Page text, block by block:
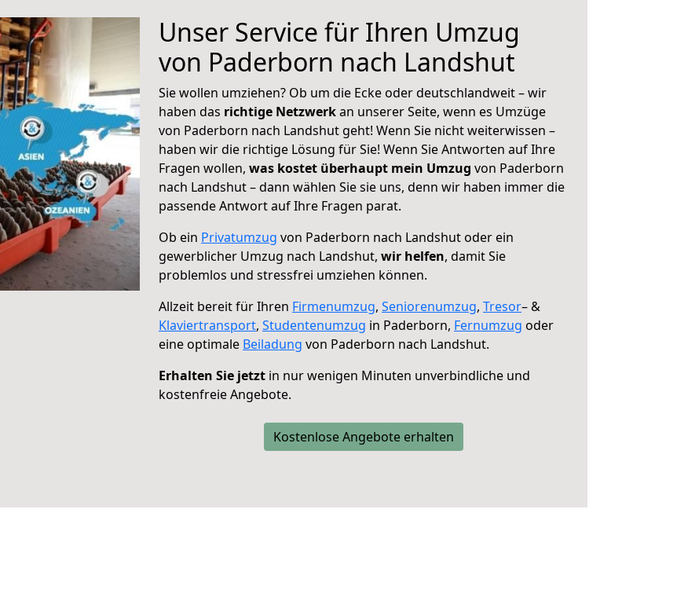
Unser Service für Ihren Umzug
von Paderborn nach Landshut
Sie wollen umziehen? Ob um die Ecke oder deutschlandweit – wir
haben das richtige Netzwerkan unserer Seite, wenn es Umzüge
von Paderborn nach Landshut geht! Wenn Sie nicht weiterwissen –
haben wir die richtige Lösung für Sie! Wenn Sie Antworten auf Ihre
Fragen wollen, was kostet überhaupt mein Umzug von Paderborn
nach Landshut – dann wählen Sie sie uns, denn wir haben immer die
passende Antwort auf Ihre Fragen parat.
Ob ein Privatumzug von Paderborn nach Landshut oder ein
gewerblicher Umzug nach Landshut, wir helfen, damit Sie
problemlos und stressfrei umziehen können.
Allzeit bereit für Ihren Firmenumzug, Seniorenumzug, Tresor– &
Klaviertransport, Studentenumzug in Paderborn, Fernumzug oder
eine optimale Beiladung von Paderborn nach Landshut.
Erhalten Sie jetzt in nur wenigen Minuten unverbindliche und
kostenfreie Angebote.
Kostenlose Angebote erhalten